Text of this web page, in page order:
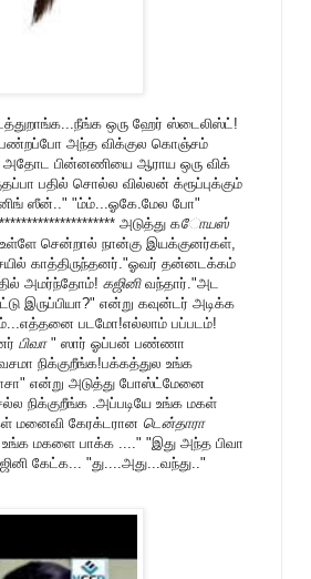
ஒரு ஹேர் ஸ்டைலிஸ்ட்!
பண்றப்போ அந்த விக்குல கொஞ்சம்
பின்னணியை ஆராய ஒரு விக்
பதில் சொல்ல வில்லன் க்ரூப்புக்கும்
ஸீன்.." "ம்ம்...ஓகே.மேல போ"
அடுத்து கோயஸ்
சென்றால் நான்கு இயக்குனர்கள்,
காத்திருந்தனர்."ஓவர் தன்னடக்கம்
அமர்ந்தோம்! கஜினிவந்தார்."அட
இருப்பியா?" என்று கவுன்டர் அடிக்க
படமோ!எல்லாம் பப்படம்!
பிவா" ஸார் ஓப்பன் பண்ணா
நிக்குறீங்க!பக்கத்துல உங்க
ராசா" என்று அடுத்து போஸ்ட்மேனை
.அப்படியே உங்க மகள்
மனைவி கேரக்டரான டென்தாரா
மகளை பாக்க ...." "இது அந்த பிவா
கேட்க... "து....அது...வந்து.."